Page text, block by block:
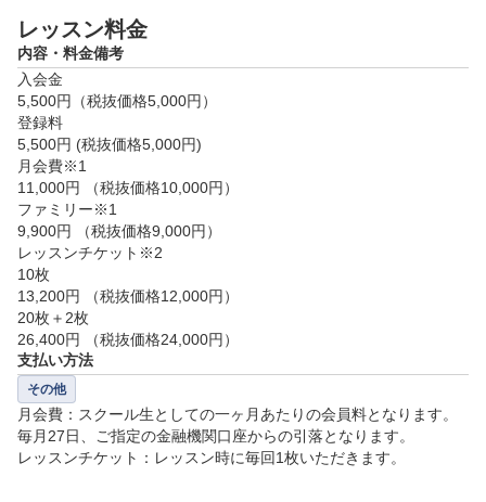
00～
水曜　11:30～、15:00～、18:30～、20:00～
金曜　13:30～、15:00～、18:30～、20:00～
土日
8:30～、10:00～、13:00～、14:30～、16:00～
【レッスン当日に必要な物】
・運動できる服装
・運動靴
・グローブ（手袋）
・クラブ（クラブを持っていない場合は、貸出用クラ
ブがございますのでご安心ください。）
－－－－－－－－－－－－－－－－－－－－－－－－
－－－－－－－－－－－－－－－－－－－－－－－－
－－－
レッスン料金
内容・料金備考
入会金
5,500円（税抜価格5,000円）
登録料
5,500円 (税抜価格5,000円)
月会費※1
11,000円 （税抜価格10,000円）
ファミリー※1
9,900円 （税抜価格9,000円）
レッスンチケット※2
10枚
13,200円 （税抜価格12,000円）
20枚＋2枚
26,400円 （税抜価格24,000円）
支払い方法
その他
月会費：スクール生としての一ヶ月あたりの会員料となります。
毎月27日、ご指定の金融機関口座からの引落となります。
レッスンチケット：レッスン時に毎回1枚いただきます。